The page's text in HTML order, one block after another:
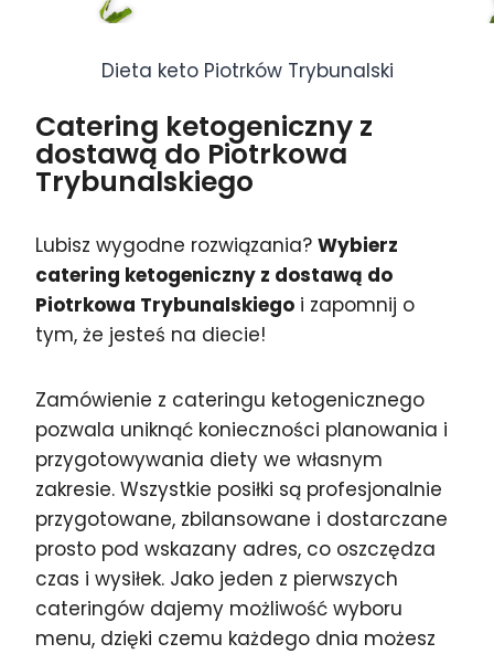
Dieta keto Piotrków Trybunalski
Catering ketogeniczny z
dostawą do Piotrkowa
Trybunalskiego
Lubisz wygodne rozwiązania?Wybierz
catering ketogeniczny z dostawą do
Piotrkowa Trybunalskiego i zapomnij o
tym, że jesteś na diecie!
Zamówienie z cateringu ketogenicznego
pozwala uniknąć konieczności planowania i
przygotowywania diety we własnym
zakresie. Wszystkie posiłki są profesjonalnie
przygotowane, zbilansowane i dostarczane
prosto pod wskazany adres, co oszczędza
czas i wysiłek. Jako jeden z pierwszych
cateringów dajemy możliwość wyboru
menu, dzięki czemu każdego dnia możesz